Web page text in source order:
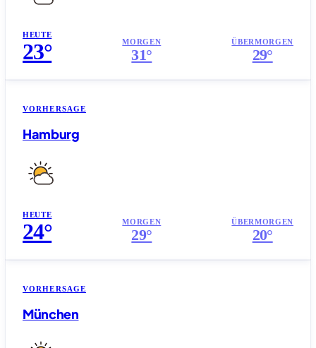
HEUTE
23° MORGEN
31°
ÜBERMORGEN
29°
VORHERSAGE
Hamburg
HEUTE
24° MORGEN
29°
ÜBERMORGEN
20°
VORHERSAGE
München